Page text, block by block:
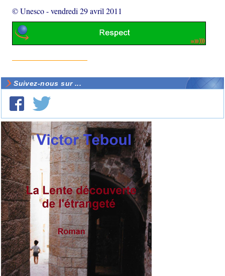
© Unesco-vendredi 29 avril 2011
Suivez-nous sur ...